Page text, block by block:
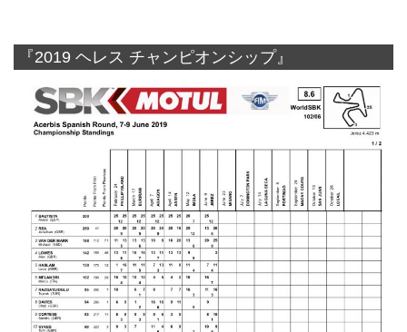
『2019 ヘレス チャンピオンシップ』